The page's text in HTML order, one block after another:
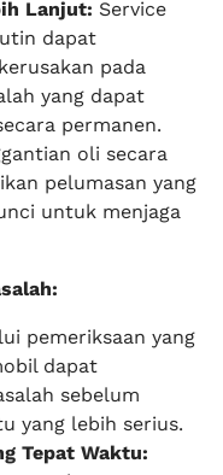
Lanjut: Service
dapat
pada
yang dapat
permanen.
oli secara
pelumasan yang
untuk menjaga
pemeriksaan yang
dapat
sebelum
yang lebih serius.
Tepat Waktu: